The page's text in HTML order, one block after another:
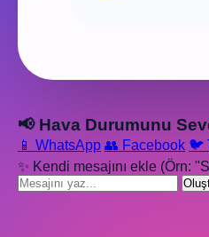
📢 Hava Durumunu
📱 WhatsApp 👥 Facebook 🐦
✨ Kendi mesajını ekle (Örn: